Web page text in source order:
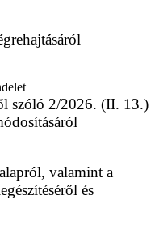
szóló 2/2026. (II. 13.)
valamint a
és